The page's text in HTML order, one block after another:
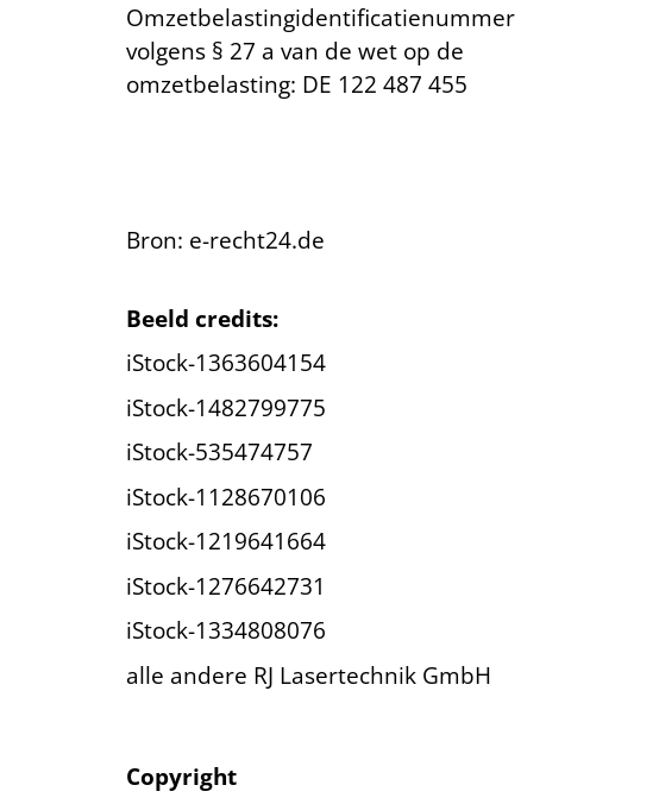
Omzetbelastingidentificatienummer
volgens § 27 a van de wet op de
omzetbelasting: DE 122 487 455
Bron: e-recht24.de
Beeld credits:
iStock-1363604154
iStock-1482799775
iStock-535474757
iStock-1128670106
iStock-1219641664
iStock-1276642731
iStock-1334808076
alle andere RJ Lasertechnik GmbH
Copyright